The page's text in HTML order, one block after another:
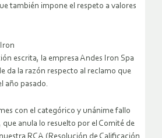
también impone el respeto a valores
escrita, la empresa Andes Iron Spa
da la razón respecto al reclamo que
año pasado.
con el categórico y unánime fallo
anula lo resuelto por el Comité de